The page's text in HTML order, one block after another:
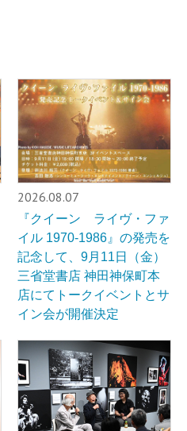
2026.08.07
『クイーン ライヴ・ファ
イル 1970-1986』の発売を
記念して、9月11日（金）
三省堂書店 神田神保町本
店にてトークイベントとサ
イン会が開催決定